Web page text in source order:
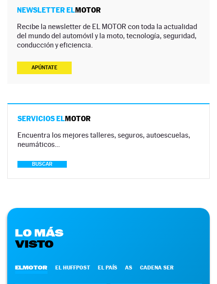
NEWSLETTER ELMOTOR
Recibe la newsletter de EL MOTOR con toda la actualidad
del mundo del automóvil y la moto, tecnología, seguridad,
conducción y eficiencia.
APÚNTATE
SERVICIOS ELMOTOR
Encuentra los mejores talleres, seguros, autoescuelas,
neumáticos…
BUSCAR
LO MÁS
VISTO
ELMOTOR EL HUFFPOST EL PAÍS AS CADENA SER